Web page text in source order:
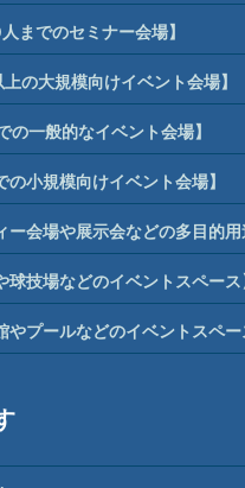
までのセミナー会場】
の大規模向けイベント会場】
一般的なイベント会場】
小規模向けイベント会場】
会場や展示会などの多目的用
技場などのイベントスペース
プールなどのイベントスペー